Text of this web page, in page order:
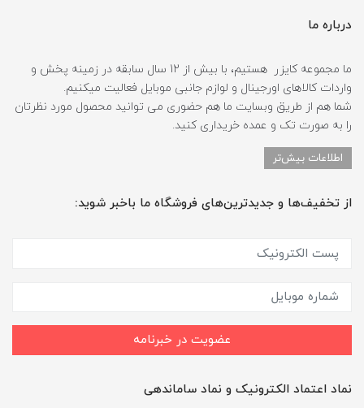
درباره ما
ما مجموعه کایزر هستیم، با بیش از 12 سال سابقه در زمینه پخش و
واردات کالاهای اورجینال و لوازم جانبی موبایل فعالیت میکنیم.
شما هم از طریق وبسایت ما هم حضوری می توانید محصول مورد نظرتان
را به صورت تک و عمده خریداری کنید.
اطلاعات بیش‌تر
از تخفیف‌ها و جدیدترین‌های فروشگاه ما باخبر شوید:
عضویت در خبرنامه
نماد اعتماد الکترونیک و نماد ساماندهی